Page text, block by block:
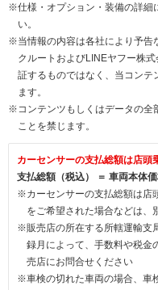
※仕様・オプション・装備の詳細
い。
※当情報の内容は各社により予告
クルートおよびLINEヤフー株
証するものではなく、当コンテ
ます。
※コンテンツもしくはデータの全
ことを禁じます。
カーセンサーの支払総額は店頭
支払総額（税込） ＝ 車両本体
※カーセンサーの支払総額は店
をご希望された場合などは、
※販売店の所在する所轄運輸支
録月によって、手数料や税金
売店にお問合せください
※車検の切れた車両の場合、車